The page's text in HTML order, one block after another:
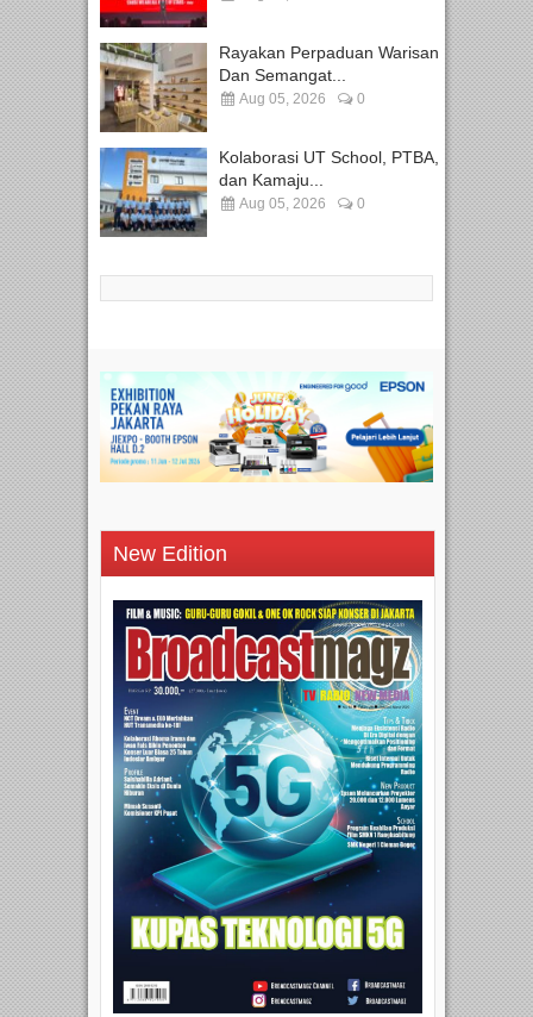
Rayakan Perpaduan Warisan
Dan Semangat...
Aug 05, 2026 0
Kolaborasi UT School, PTBA,
dan Kamaju...
Aug 05, 2026 0
New Edition